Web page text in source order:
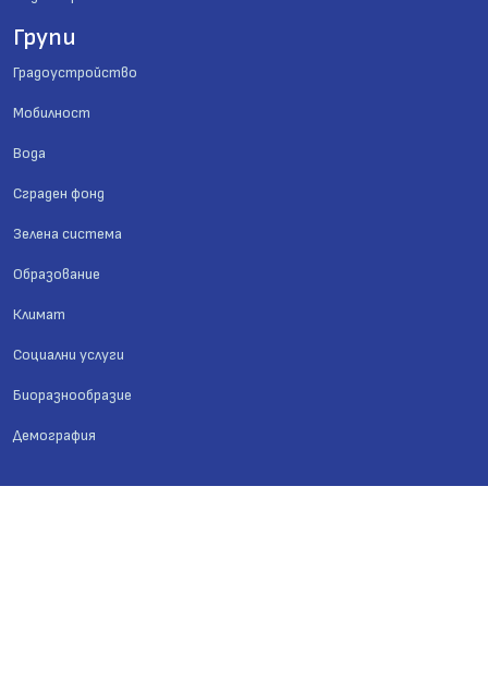
Групи
Градоустройство
Мобилност
Вода
Сграден фонд
Зелена система
Образование
Климат
Социални услуги
Биоразнообразие
Демография